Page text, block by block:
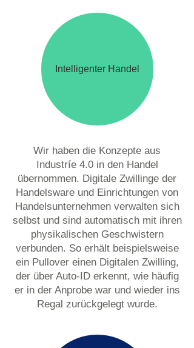
Intelligenter Handel
Wir haben die Konzepte aus
Industríe 4.0 in den Handel
übernommen. Digitale Zwillinge der
Handelsware und Einrichtungen von
Handelsunternehmen verwalten sich
selbst und sind automatisch mit ihren
physikalischen Geschwistern
verbunden. So erhält beispielsweise
ein Pullover einen Digitalen Zwilling,
der über Auto-ID erkennt, wie häufig
er in der Anprobe war und wieder ins
Regal zurückgelegt wurde.